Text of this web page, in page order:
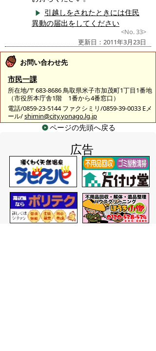
引越しをされたときには住民
異動の届出をしてください
<No. 33>
更新日：2011年3月23日
お問い合わせ先
市民一課
所在地/〒683-8686 鳥取県米子市加茂町1丁目1番地
（市役所本庁舎1階 1番から4番窓口）
電話/0859-23-5144 ファクシミリ/0859-39-0033 Eメ
ール/shimin@city.yonago.lg.jp
ページの先頭へ戻る
広告